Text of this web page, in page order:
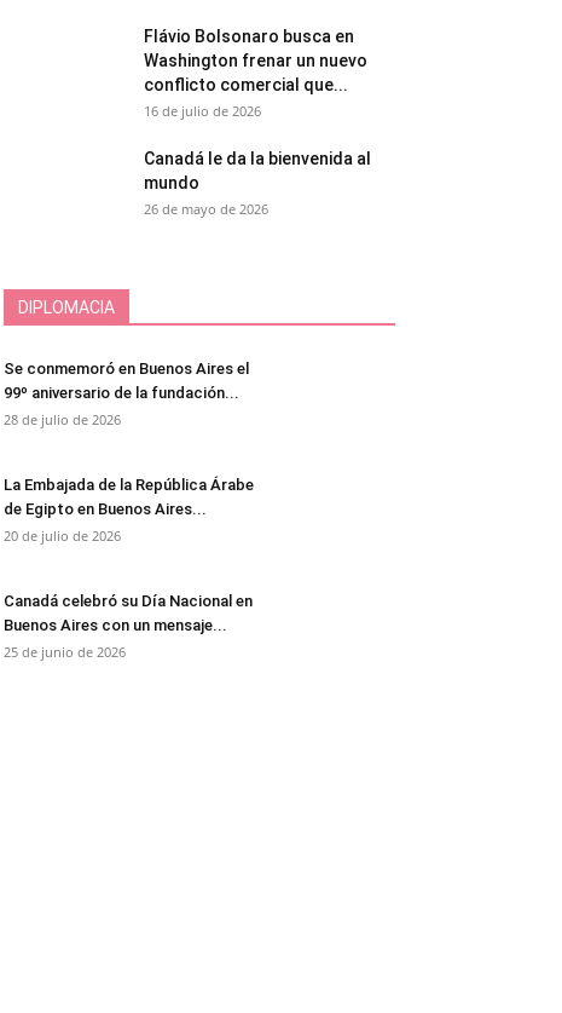
Flávio Bolsonaro busca en
Washington frenar un nuevo
conflicto comercial que...
16 de julio de 2026
Canadá le da la bienvenida al
mundo
26 de mayo de 2026
DIPLOMACIA
Se conmemoró en Buenos Aires el
99º aniversario de la fundación...
28 de julio de 2026
La Embajada de la República Árabe
de Egipto en Buenos Aires...
20 de julio de 2026
Canadá celebró su Día Nacional en
Buenos Aires con un mensaje...
25 de junio de 2026